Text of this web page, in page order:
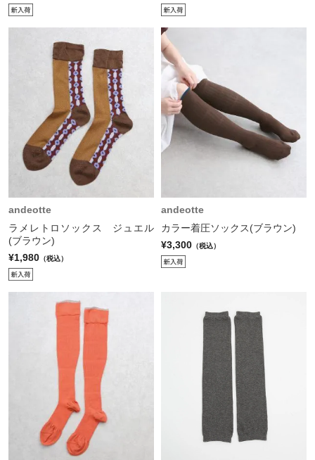
andeotte
ラメレトロソックス ジュエル
(ブラウン)
¥1,980 （税込）
andeotte
カラー着圧ソックス(ブラウン)
¥3,300 （税込）